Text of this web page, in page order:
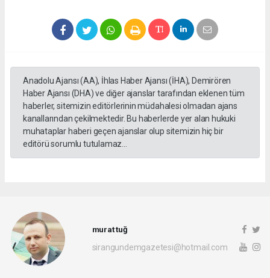
Anadolu Ajansı (AA), İhlas Haber Ajansı (İHA), Demirören
Haber Ajansı (DHA) ve diğer ajanslar tarafından eklenen tüm
haberler, sitemizin editörlerinin müdahalesi olmadan ajans
kanallarından çekilmektedir. Bu haberlerde yer alan hukuki
muhataplar haberi geçen ajanslar olup sitemizin hiç bir
editörü sorumlu tutulamaz...
murat tuğ
sirangundemgazetesi@hotmail.com